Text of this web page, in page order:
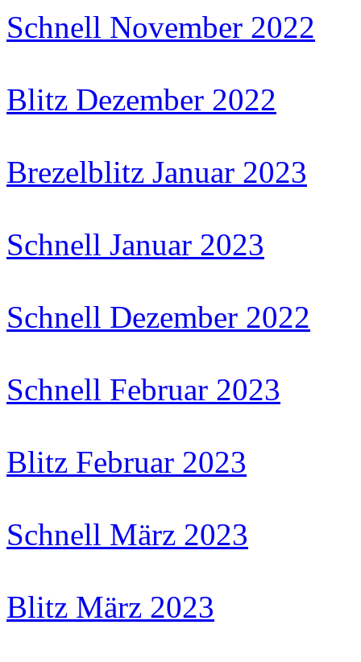
Schnell November 2022
Blitz Dezember 2022
Brezelblitz Januar 2023
Schnell Januar 2023
Schnell Dezember 2022
Schnell Februar 2023
Blitz Februar 2023
Schnell März 2023
Blitz März 2023